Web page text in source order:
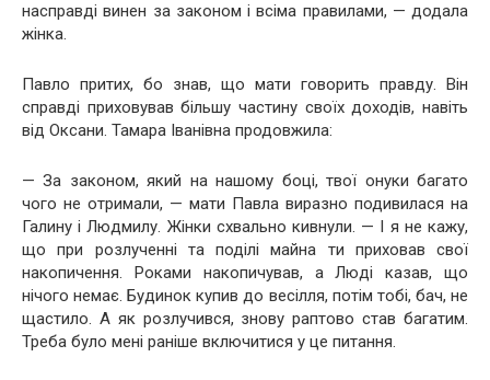
насправді винен за законом і всіма правилами, — додала
жінка.
Павло притих, бо знав, що мати говорить правду. Він
справді приховував більшу частину своїх доходів, навіть
від Оксани. Тамара Іванівна продовжила:
— За законом, який на нашому боці, твої онуки багато
чого не отримали, — мати Павла виразно подивилася на
Галину і Людмилу. Жінки схвально кивнули. — І я не кажу,
що при розлученні та поділі майна ти приховав свої
накопичення. Роками накопичував, а Люді казав, що
нічого немає. Будинок купив до весілля, потім тобі, бач, не
щастило. А як розлучився, знову раптово став багатим.
Треба було мені раніше включитися у це питання.